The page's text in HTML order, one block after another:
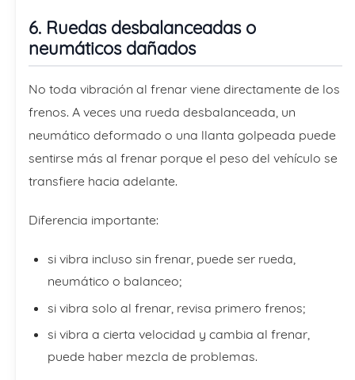
6. Ruedas desbalanceadas o
neumáticos dañados
No toda vibración al frenar viene directamente de los
frenos. A veces una rueda desbalanceada, un
neumático deformado o una llanta golpeada puede
sentirse más al frenar porque el peso del vehículo se
transfiere hacia adelante.
Diferencia importante:
si vibra incluso sin frenar, puede ser rueda,
neumático o balanceo;
si vibra solo al frenar, revisa primero frenos;
si vibra a cierta velocidad y cambia al frenar,
puede haber mezcla de problemas.